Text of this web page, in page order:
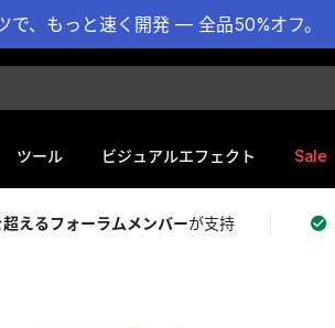
、もっと速く開発 — 全品50%オフ。
ツール ビジュアルエフェクト Sale
えるフォーラムメンバーが支持